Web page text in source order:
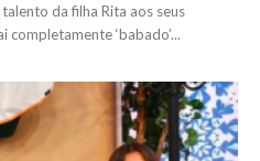
da filha Rita aos seus
completamente ‘babado’...